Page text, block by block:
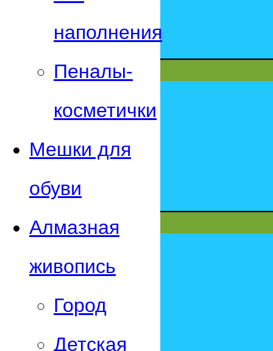
наполнения
Пеналы-
косметички
Мешки для
обуви
Алмазная
живопись
Город
Детская